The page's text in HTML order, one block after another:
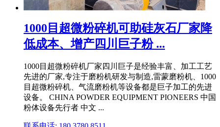
1000目超微粉碎机可助硅灰石厂家降
低成本、增产四川巨子粉 ...
1000目超微粉碎机厂家四川巨子是经验丰富、加工工艺
先进的厂家,专注于磨粉机研发与制造,雷蒙磨粉机、1000
目超微粉碎机、气流磨粉机等设备都是巨子加工的先进
设备。 CHINA POWDER EQUIPMENT PIONEERS 中国
粉体设备先行者 中文 ...